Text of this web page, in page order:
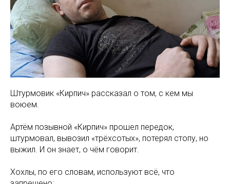
Штурмовик «Кирпич» рассказал о том, с кем мы
воюем.
Артём позывной «Кирпич» прошел передок,
штурмовал, вывозил «трёхсотых», потерял стопу, но
выжил. И он знает, о чём говорит.
Хохлы, по его словам, используют всё, что